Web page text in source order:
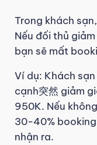
Trong khách
Nếu đối thủ
bạn sẽ mất
Ví dụ: Khách
cạnh突然 giảm
950K. Nếu
30-40%
nhận ra.